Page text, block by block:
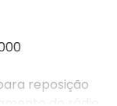
reposição